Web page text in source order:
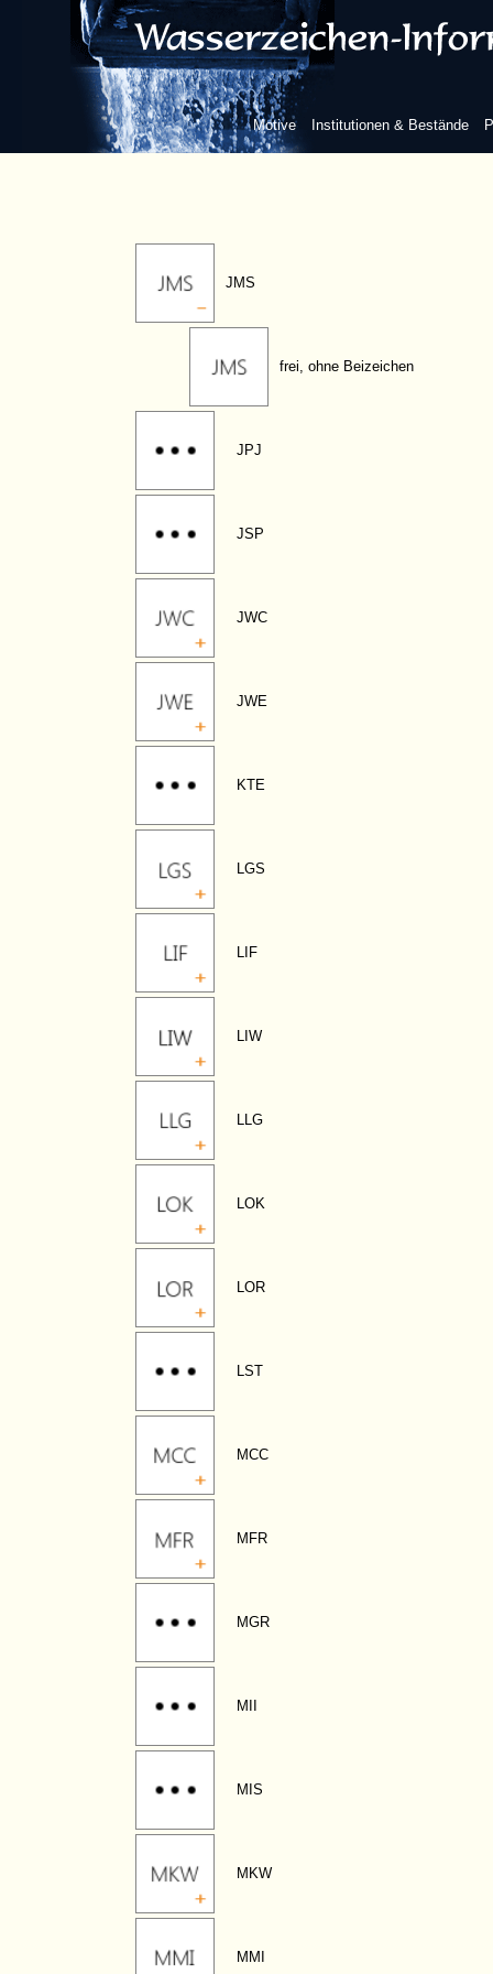
Motive Institutionen & Bestände
JJB
JMM
JMS
frei, ohne Beizeichen
JPJ
JSP
JWC
JWE
KTE
LGS
LIF
LIW
LLG
LOK
LOR
LST
MCC
MFR
MGR
MII
MIS
MKW
MMI